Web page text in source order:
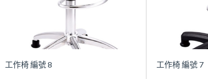
工作椅 編號 8 工作椅 編號 7